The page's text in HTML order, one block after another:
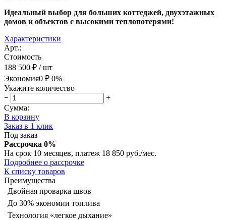
Идеальный выбор для больших коттеджей, двухэтажных
домов и объектов с высокими теплопотерями!
Характеристики
Арт.:
Стоимость
188 500 ₽ / шт
Экономия0 ₽ 0%
Укажите количество
−
+
Сумма:
В корзину
Заказ в 1 клик
Под заказ
Рассрочка 0%
На срок 10 месяцев, платеж 18 850 руб./мес.
Подробнее о рассрочке
К списку товаров
Преимущества
Двойная проварка швов
До 30% экономии топлива
Технология «легкое дыхание»